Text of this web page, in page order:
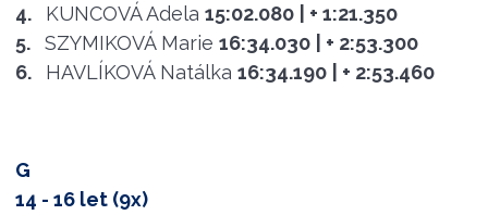
4.
KUNCOVÁ Adela 15:02.080
| + 1:21.350
5.
SZYMIKOVÁ Marie 16:34.030
| + 2:53.300
6.
HAVLÍKOVÁ Natálka 16:34.190 | + 2:53.460
G
14 - 16 let (9x)